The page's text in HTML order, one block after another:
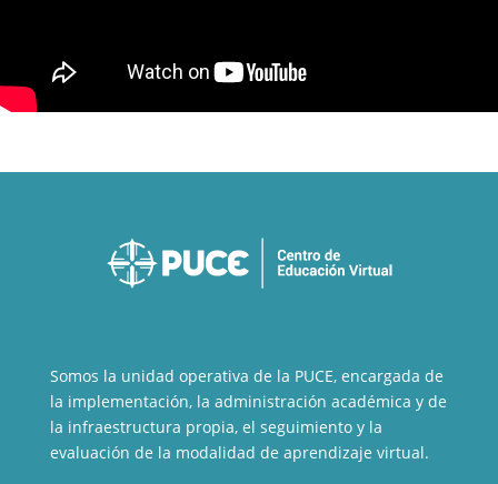
Somos la unidad operativa de la PUCE, encargada de
la implementación, la administración académica y de
la infraestructura propia, el seguimiento y la
evaluación de la modalidad de aprendizaje virtual.